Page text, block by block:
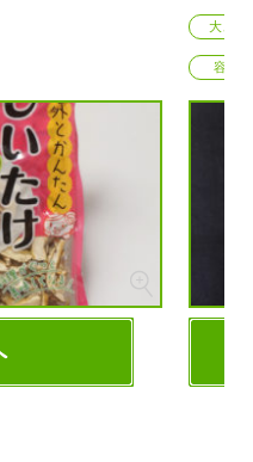
大きさ
容 量